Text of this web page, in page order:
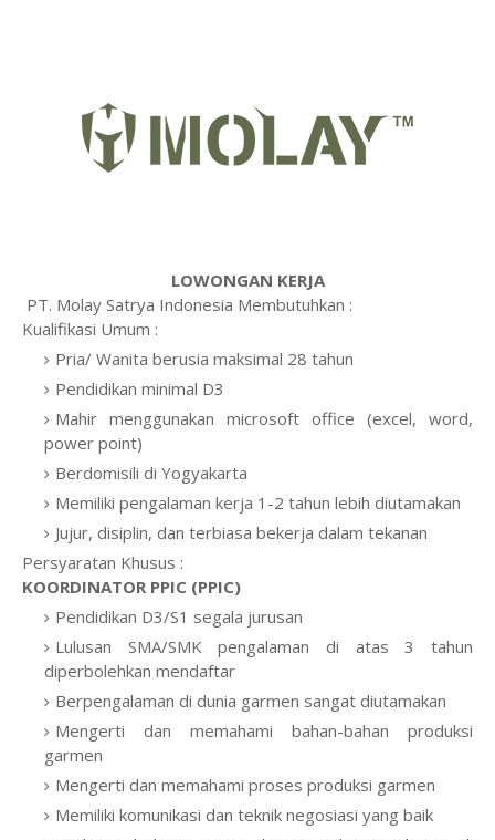
LOWONGAN KERJA
PT. Molay Satrya Indonesia Membutuhkan :
Kualifikasi Umum :
Pria/ Wanita berusia maksimal 28 tahun
Pendidikan minimal D3
Mahir menggunakan microsoft office (excel, word,
power point)
Berdomisili di Yogyakarta
Memiliki pengalaman kerja 1-2 tahun lebih diutamakan
Jujur, disiplin, dan terbiasa bekerja dalam tekanan
Persyaratan Khusus :
KOORDINATOR PPIC (PPIC)
Pendidikan D3/S1 segala jurusan
Lulusan SMA/SMK pengalaman di atas 3 tahun
diperbolehkan mendaftar
Berpengalaman di dunia garmen sangat diutamakan
Mengerti dan memahami bahan-bahan produksi
garmen
Mengerti dan memahami proses produksi garmen
Memiliki komunikasi dan teknik negosiasi yang baik